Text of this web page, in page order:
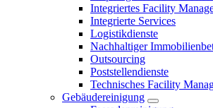
Integriertes Facility
Integrierte Services
Logistikdienste
Nachhaltiger
Outsourcing
Poststellendienste
Technisches Facility
Gebäudereinigung